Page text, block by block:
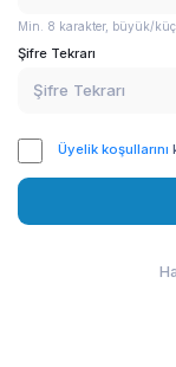
Min. 8 karakter, büyük/
Şifre Tekrarı
Üyelik koşullarını